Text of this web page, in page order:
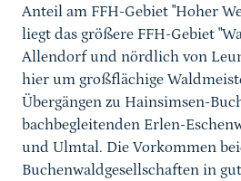
Anteil am FFH-Gebiet "Hoher
liegt das größere FFH-Gebiet
Allendorf und nördlich von
hier um großflächige
Übergängen zu Hainsimsen-
bachbegleitenden Erlen-
und Ulmtal. Die Vorkommen
Buchenwaldgesellschaften in